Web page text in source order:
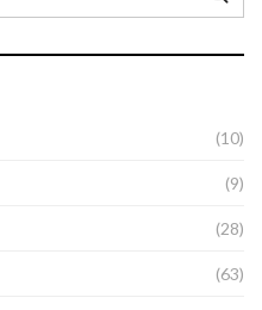
(10)
(9)
(28)
(63)